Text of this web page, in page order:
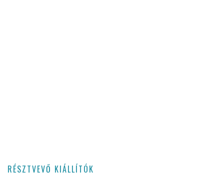
RÉSZTVEVŐ KIÁLLÍTÓK